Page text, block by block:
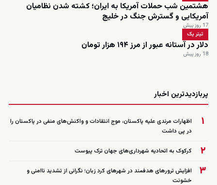
هشتمین شب حملات آمریکا به ایران؛ کشته شدن نظامیان
آمریکایی و گسترش جنگ در خلیج
17 روز پیش
تیتر یک
دلار در آستانه عبور از مرز ۱۹۴ هزار تومان
18 روز پیش
پربازدیدترین اخبار
۱
اظهارات مرندی علیه پاکستان، موج انتقادات و واکنش‌های منفی در پاکستان را
در پی داشت
۲ کرکوک به اتحادیه شهرداری‌های جهان ترک پیوست
۳
افزایش ترورهای هدفمند در شهرهای کرد زبان؛ نگرانی از تشدید ناامنی و
خشونت